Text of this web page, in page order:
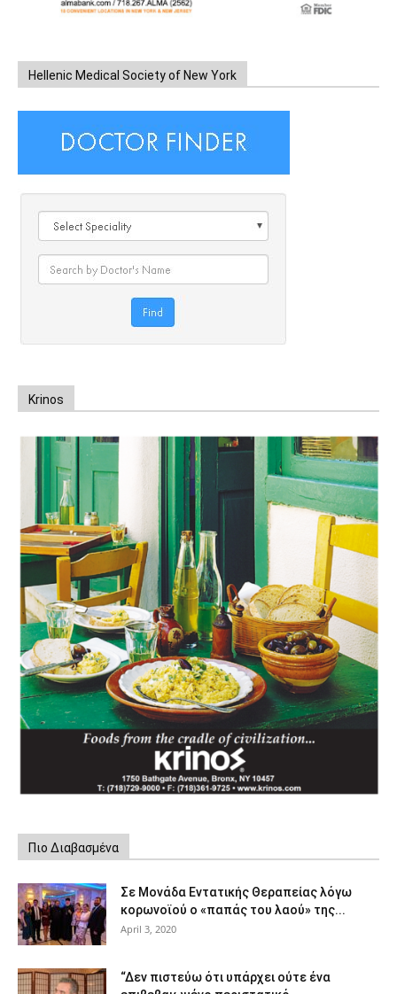
Hellenic Medical Society of New York
Krinos
Πιο Διαβασμένα
Σε Μονάδα Εντατικής Θεραπείας λόγω
κορωνοϊού ο «παπάς του λαού» της...
April 3, 2020
“Δεν πιστεύω ότι υπάρχει ούτε ένα